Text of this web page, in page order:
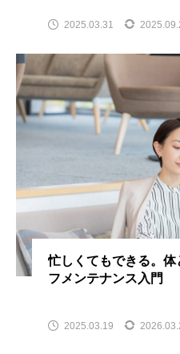
2025.03.31
忙しくてもできる。
フメンテナンス入門
2025.03.19